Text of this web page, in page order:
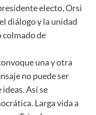
electo, Orsi
diálogo y la unidad
colmado de
una y otra
no puede ser
Así se
Larga vida a